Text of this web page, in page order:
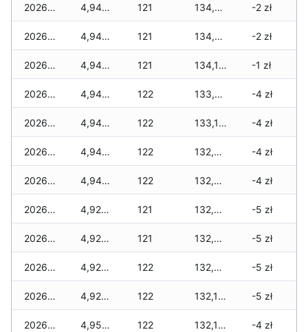
2026-04-07 4,940 zł 121 134,310 zł -2 zł
2026-04-06 4,940 zł 121 134,270 zł -2 zł
2026-04-05 4,940 zł 121 134,160 zł -1 zł
2026-04-04 4,940 zł 122 133,895 zł -4 zł
2026-04-03 4,940 zł 122 133,160 zł -4 zł
2026-04-02 4,940 zł 122 132,980 zł -4 zł
2026-04-01 4,940 zł 122 132,400 zł -4 zł
2026-03-31 4,925 zł 121 132,385 zł -5 zł
2026-03-30 4,925 zł 121 132,335 zł -5 zł
2026-03-29 4,925 zł 122 132,235 zł -5 zł
2026-03-28 4,925 zł 122 132,105 zł -5 zł
2026-03-27 4,950 zł 122 132,105 zł -4 zł